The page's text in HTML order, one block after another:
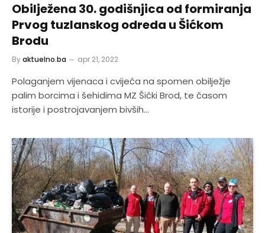
Obilježena 30. godišnjica od formiranja
Prvog tuzlanskog odreda u Šićkom
Brodu
Byaktuelno.ba apr 21, 2022
Polaganjem vijenaca i cvijeća na spomen obilježje
palim borcima i šehidima MZ Šićki Brod, te časom
istorije i postrojavanjem bivših…